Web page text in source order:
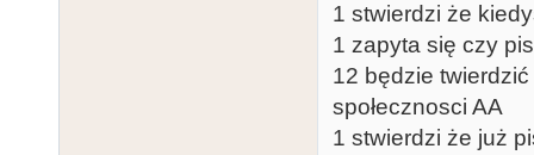
1 stwierdzi że
1 zapyta się czy
12 będzie
społecznosci AA
1 stwierdzi że już